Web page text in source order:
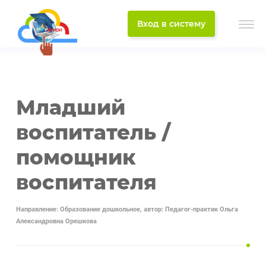
Вход в систему
Младший
воспитатель /
помощник
воспитателя
Направление: Образование дошкольное, автор: Педагог-практик Ольга
Александровна Орешкова